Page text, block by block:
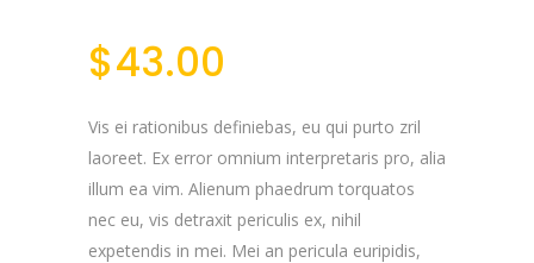
$43.00
Vis ei rationibus definiebas, eu qui purto zril
laoreet. Ex error omnium interpretaris pro, alia
illum ea vim. Alienum phaedrum torquatos
nec eu, vis detraxit periculis ex, nihil
expetendis in mei. Mei an pericula euripidis,